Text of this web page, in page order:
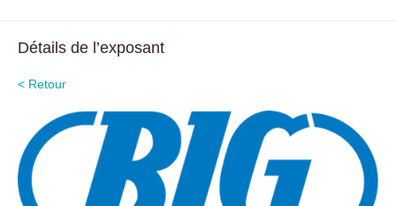
Détails de l’exposant
< Retour